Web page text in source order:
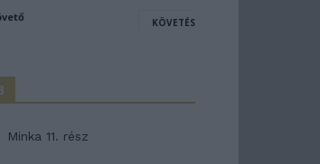
KÖVETÉS
Minka 11. rész